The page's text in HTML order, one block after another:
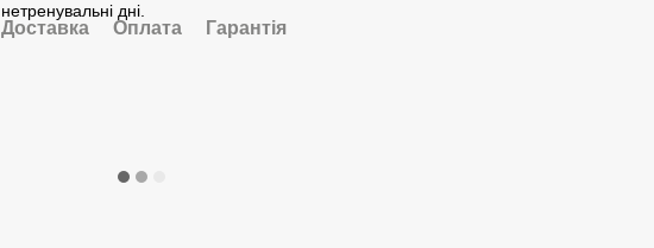
нетренувальні дні.
Доставка Оплата Гарантія